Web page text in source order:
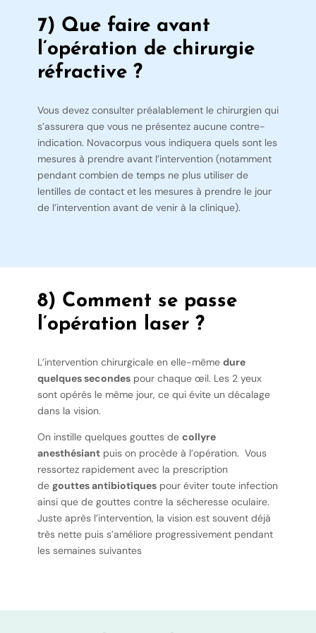
7) Que faire avant
l’opération de chirurgie
réfractive ?
Vous devez consulter préalablement le chirurgien qui
s’assurera que vous ne présentez aucune contre-
indication. Novacorpus vous indiquera quels sont les
mesures à prendre avant l’intervention (notamment
pendant combien de temps ne plus utiliser de
lentilles de contact et les mesures à prendre le jour
de l’intervention avant de venir à la clinique).
8) Comment se passe
l’opération laser ?
L’intervention chirurgicale en elle-même dure
quelques secondespour chaque œil. Les 2 yeux
sont opérés le même jour, ce qui évite un décalage
dans la vision.
On instille quelques gouttes de collyre
anesthésiantpuis on procède à l’opération. Vous
ressortez rapidement avec la prescription
de gouttes antibiotiquespour éviter toute infection
ainsi que de gouttes contre la sécheresse oculaire.
Juste après l’intervention, la vision est souvent déjà
très nette puis s’améliore progressivement pendant
les semaines suivantes